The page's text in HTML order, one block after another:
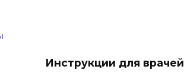
Инструкции для врачей